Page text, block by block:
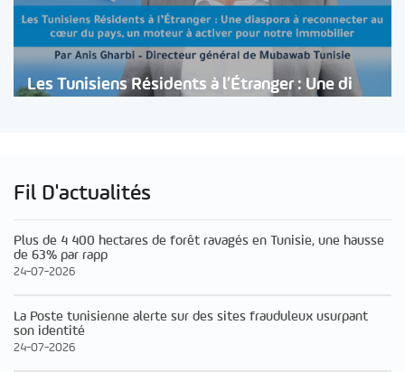
Les Tunisiens Résidents à l’Étranger : Une di
Fil D'actualités
Plus de 4 400 hectares de forêt ravagés en Tunisie, une hausse
de 63% par rapp
24-07-2026
La Poste tunisienne alerte sur des sites frauduleux usurpant
son identité
24-07-2026